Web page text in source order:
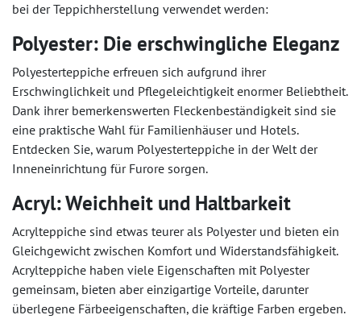
bei der Teppichherstellung verwendet werden:
Polyester: Die erschwingliche Eleganz
Polyesterteppiche erfreuen sich aufgrund ihrer
Erschwinglichkeit und Pflegeleichtigkeit enormer Beliebtheit.
Dank ihrer bemerkenswerten Fleckenbeständigkeit sind sie
eine praktische Wahl für Familienhäuser und Hotels.
Entdecken Sie, warum Polyesterteppiche in der Welt der
Inneneinrichtung für Furore sorgen.
Acryl: Weichheit und Haltbarkeit
Acrylteppiche sind etwas teurer als Polyester und bieten ein
Gleichgewicht zwischen Komfort und Widerstandsfähigkeit.
Acrylteppiche haben viele Eigenschaften mit Polyester
gemeinsam, bieten aber einzigartige Vorteile, darunter
überlegene Färbeeigenschaften, die kräftige Farben ergeben.